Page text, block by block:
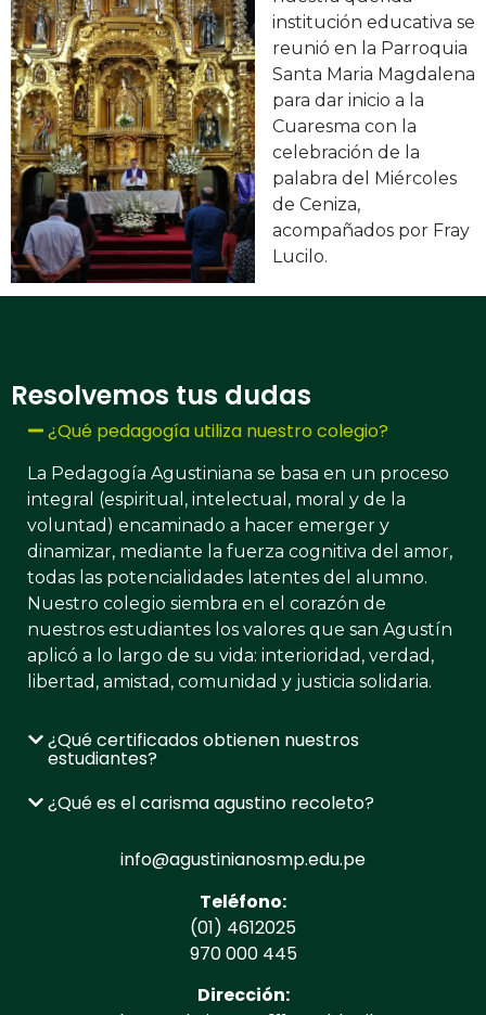
institución educativa se
reunió en la Parroquia
Santa Maria Magdalena
para dar inicio a la
Cuaresma con la
celebración de la
palabra del Miércoles
de Ceniza,
acompañados por Fray
Lucilo.
Resolvemos tus dudas
¿Qué pedagogía utiliza nuestro colegio?
La Pedagogía Agustiniana se basa en un proceso
integral (espiritual, intelectual, moral y de la
voluntad) encaminado a hacer emerger y
dinamizar, mediante la fuerza cognitiva del amor,
todas las potencialidades latentes del alumno.​
Nuestro colegio siembra en el corazón de
nuestros estudiantes los valores que san Agustín
aplicó a lo largo de su vida: interioridad, verdad,
libertad, amistad, comunidad y justicia solidaria.
¿Qué certificados obtienen nuestros
estudiantes?
¿Qué es el carisma agustino recoleto?
info@agustinianosmp.edu.pe
Teléfono:
(01) 4612025
970 000 445
Dirección: